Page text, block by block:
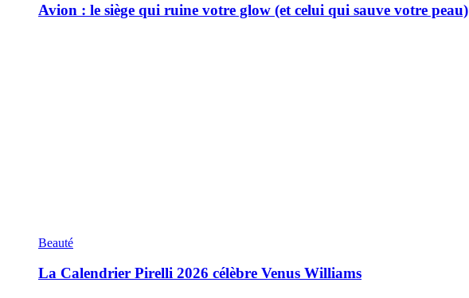
Avion : le siège qui ruine votre glow (et celui qui sauve votre peau)
Beauté
La Calendrier Pirelli 2026 célèbre Venus Williams